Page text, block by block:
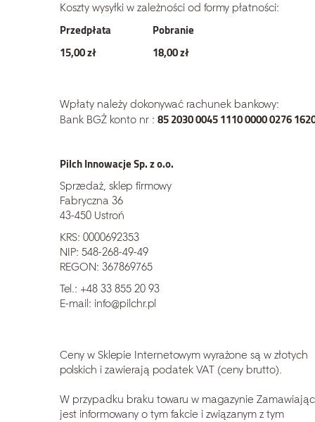
Koszty wysyłki w zależności od formy płatności:
Przedpłata
Pobranie
15,00 zł
18,00 zł
Wpłaty należy dokonywać rachunek bankowy:
Bank BGŻ konto nr : 85 2030 0045 1110 0000 0276
Pilch Innowacje Sp. z o.o.
Sprzedaż, sklep firmowy
Fabryczna 36
43-450 Ustroń
KRS: 0000692353
NIP: 548-268-49-49
REGON: 367869765
Tel.: +48 33 855 20 93
E-mail: info@pilchr.pl
Ceny w Sklepie Internetowym wyrażone są w złotych
polskich i zawierają podatek VAT (ceny brutto).
W przypadku braku towaru w magazynie
jest informowany o tym fakcie i związanym z tym